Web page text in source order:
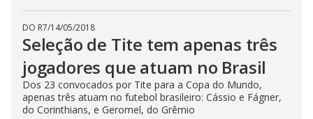
DO R7/14/05/2018
Seleção de Tite tem apenas três
jogadores que atuam no Brasil
Dos 23 convocados por Tite para a Copa do Mundo,
apenas três atuam no futebol brasileiro: Cássio e Fágner,
do Corinthians, e Geromel, do Grêmio